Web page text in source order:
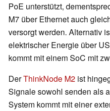
PoE unterstützt,
M7 über Ethernet auch
versorgt werden. Alternativ
elektrischer Energie über
kommt mit einem SoC mit
DerThinkNode M2 ist
Signale sowohl senden als
System kommt mit einer